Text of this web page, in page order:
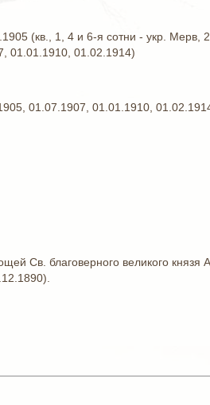
(кв., 1, 4 и 6-я сотни - укр. Мерв,
01.01.1910, 01.02.1914)
01.07.1907, 01.01.1910,
Св. благоверного великого князя